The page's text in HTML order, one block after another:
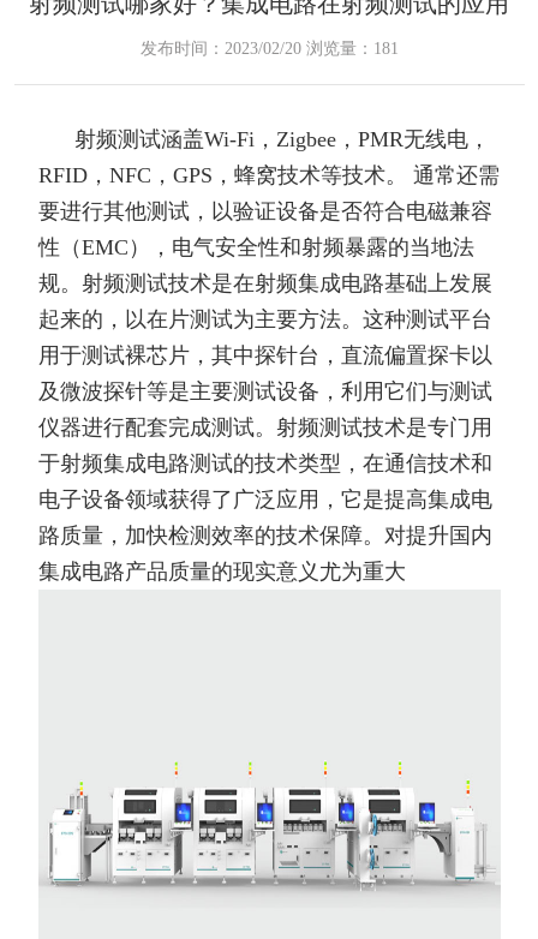
发布时间：2023/02/20 浏览量：181
射频测试涵盖Wi-Fi，Zigbee，PMR无线电，
RFID，NFC，GPS，蜂窝技术等技术。 通常还需
要进行其他测试，以验证设备是否符合电磁兼容
性（EMC），电气安全性和射频暴露的当地法
规。射频测试技术是在射频集成电路基础上发展
起来的，以在片测试为主要方法。这种测试平台
用于测试裸芯片，其中探针台，直流偏置探卡以
及微波探针等是主要测试设备，利用它们与测试
仪器进行配套完成测试。射频测试技术是专门用
于射频集成电路测试的技术类型，在通信技术和
电子设备领域获得了广泛应用，它是提高集成电
路质量，加快检测效率的技术保障。对提升国内
集成电路产品质量的现实意义尤为重大